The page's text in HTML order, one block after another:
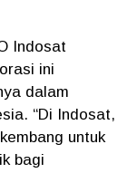
Indosat
ini
dalam
“Di Indosat,
untuk
bagi